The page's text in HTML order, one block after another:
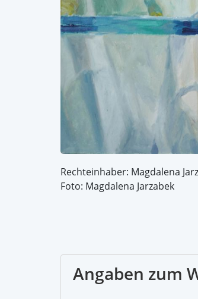
Rechteinhaber: Magdalena
Foto: Magdalena Jarzabek
Angaben zum